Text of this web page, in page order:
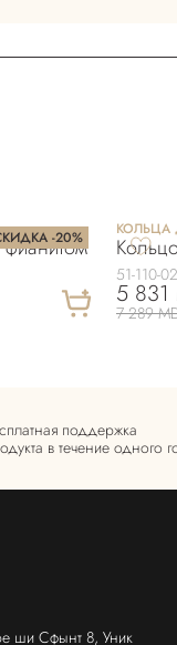
-20%
51-110-
5 831
7 289
поддержка
в течение одного
ши Сфынт 8, Уник